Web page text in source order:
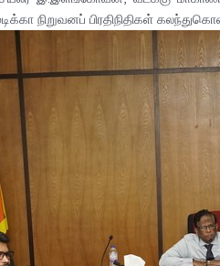
நிறுவனப் பிரதிநிதிகள்